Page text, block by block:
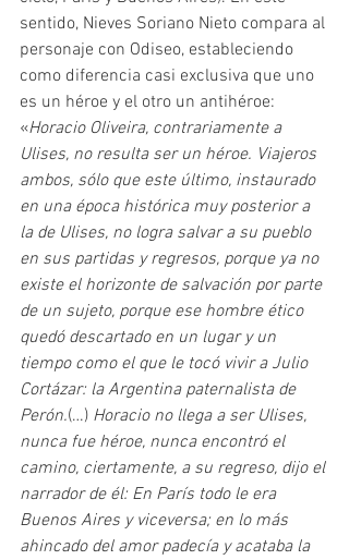
sentido, Nieves Soriano Nieto compara al
personaje con Odiseo, estableciendo
como diferencia casi exclusiva que uno
es un héroe y el otro un antihéroe:
«Horacio Oliveira, contrariamente a
Ulises, no resulta ser un héroe. Viajeros
ambos, sólo que este último, instaurado
en una época histórica muy posterior a
la de Ulises, no logra salvar a su pueblo
en sus partidas y regresos, porque ya no
existe el horizonte de salvación por parte
de un sujeto, porque ese hombre ético
quedó descartado en un lugar y un
tiempo como el que le tocó vivir a Julio
Cortázar: la Argentina paternalista de
Perón.(…) Horacio no llega a ser Ulises,
nunca fue héroe, nunca encontró el
camino, ciertamente, a su regreso, dijo el
narrador de él: En París todo le era
Buenos Aires y viceversa; en lo más
ahincado del amor padecía y acataba la